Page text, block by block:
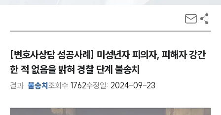
[변호사상담 성공사례] 미성년자 피의자, 피해자 강간
한 적 없음을 밝혀 경찰 단계 불송치
결과 불송치 조회수 1762수정일: 2024-09-23